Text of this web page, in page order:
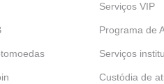
Serviços VIP
Programa de
Serviços
Custódia de